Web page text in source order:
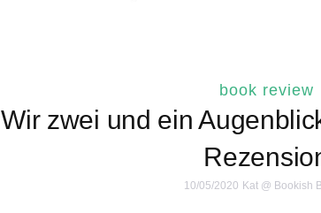
book review
Wir zwei und ein
10/05/2020 Kat @ Bookish